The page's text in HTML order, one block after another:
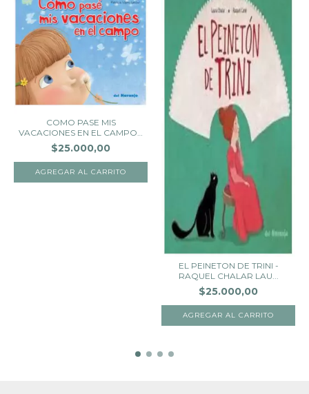
COMO PASE MIS
VACACIONES EN EL CAMPO -
G...
$25.000,00
EL PEINETON DE TRINI -
RAQUEL CHALAR LAU...
$25.000,00